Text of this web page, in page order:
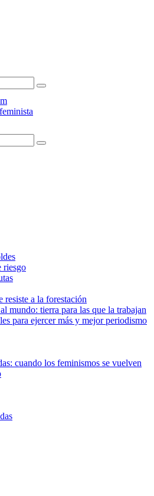
riesgo
resiste a la forestación
mundo: tierra para las que la trabajan
para ejercer más y mejor periodismo
cuando los feminismos se vuelven